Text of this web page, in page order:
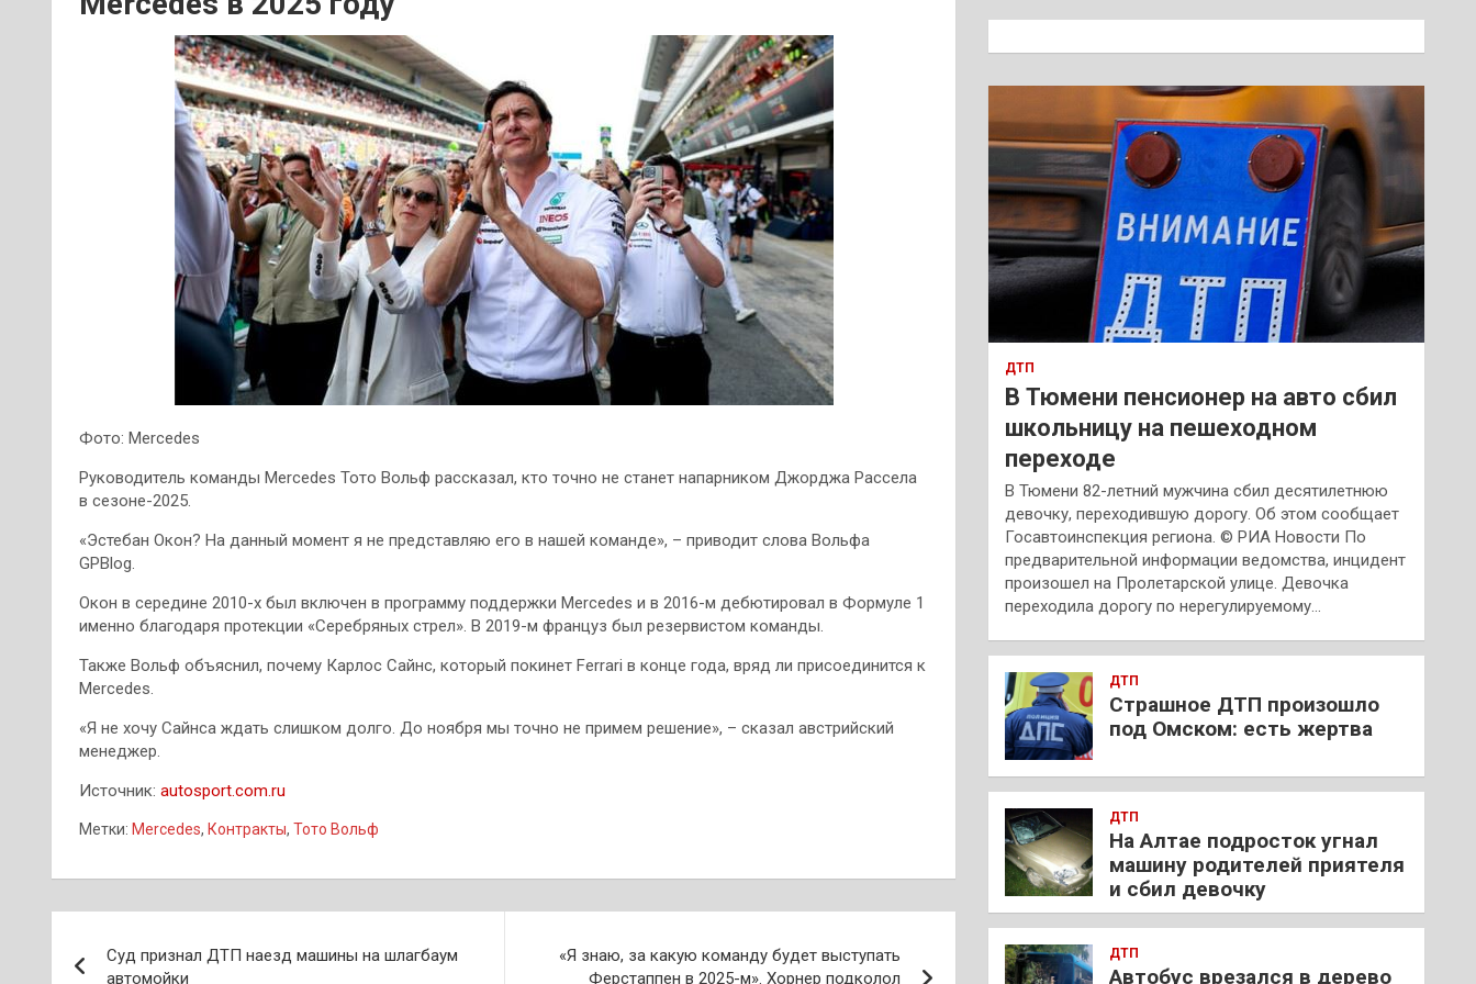
Фото: Mercedes
Руководитель команды Mercedes Тото Вольф рассказал, кто точно не станет напарником Джорджа Рассела
в сезоне-2025.
«Эстебан Окон? На данный момент я не представляю его в нашей команде», – приводит слова Вольфа
GPBlog.
Окон в середине 2010-х был включен в программу поддержки Mercedes и в 2016-м дебютировал в Формуле 1
именно благодаря протекции «Серебряных стрел». В 2019-м француз был резервистом команды.
Также Вольф объяснил, почему Карлос Сайнс, который покинет Ferrari в конце года, вряд ли присоединится к
Mercedes.
«Я не хочу Сайнса ждать слишком долго. До ноября мы точно не примем решение», – сказал австрийский
менеджер.
Источник: autosport.com.ru
Метки: Mercedes, Контракты, Тото Вольф
Суд признал ДТП наезд машины на шлагбаум
автомойки
«Я знаю, за какую команду будет выступать
Ферстаппен в 2025-м». Хорнер подколол
к
ДТП
В Тюмени пенсионер на авто сбил
школьницу на пешеходном
переходе
В Тюмени 82-летний мужчина сбил десятилетнюю
девочку, переходившую дорогу. Об этом сообщает
Госавтоинспекция региона. © РИА Новости По
предварительной информации ведомства, инцидент
произошел на Пролетарской улице. Девочка
переходила дорогу по нерегулируемому…
ДТП
Страшное ДТП произошло
под Омском: есть жертва
ДТП
На Алтае подросток угнал
машину родителей приятеля
и сбил девочку
ДТП
Автобус врезался в дерево